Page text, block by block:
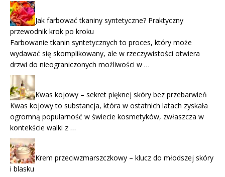
Jak farbować tkaniny syntetyczne? Praktyczny
przewodnik krok po kroku
Farbowanie tkanin syntetycznych to proces, który może
wydawać się skomplikowany, ale w rzeczywistości otwiera
drzwi do nieograniczonych możliwości w …
Kwas kojowy – sekret pięknej skóry bez przebarwień
Kwas kojowy to substancja, która w ostatnich latach zyskała
ogromną popularność w świecie kosmetyków, zwłaszcza w
kontekście walki z …
Krem przeciwzmarszczkowy – klucz do młodszej skóry
i blasku